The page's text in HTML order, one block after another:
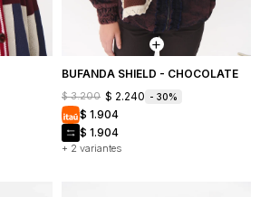
BUFANDA SHIELD - CHOCOLATE
+ 2 variantes
$ 3.200 $ 2.240 30
$ 1.904
$ 1.904